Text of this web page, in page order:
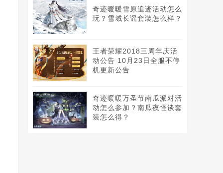
奇迹暖暖雪原追迹活动怎么
玩？雪域长谣套装怎么样？
王者荣耀2018三周年庆活
动公告 10月23日全服不停
机更新公告
奇迹暖暖万圣节南瓜派对活
动怎么参加？南瓜夜怪谈套
装怎么得？